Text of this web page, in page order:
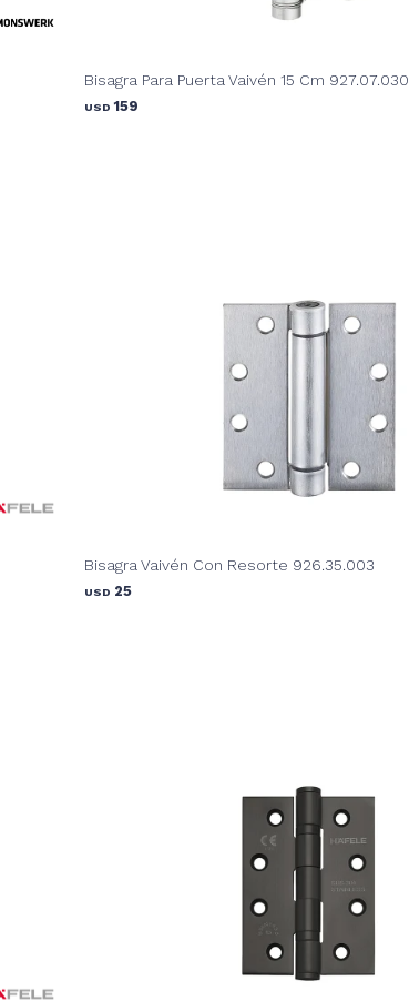
Bisagra Para Puerta Vaivén 15 Cm 927.07.030
USD 159
Bisagra Vaivén Con Resorte 926.35.003
USD 25